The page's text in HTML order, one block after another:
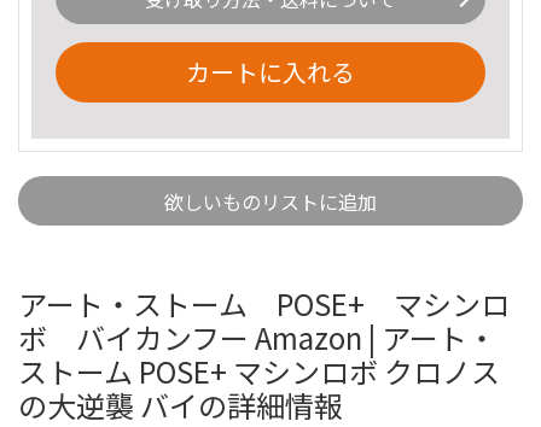
カートに入れる
欲しいものリストに追加
アート・ストーム POSE+ マシンロ
ボ バイカンフー Amazon | アート・
ストーム POSE+ マシンロボ クロノス
の大逆襲 バイの詳細情報